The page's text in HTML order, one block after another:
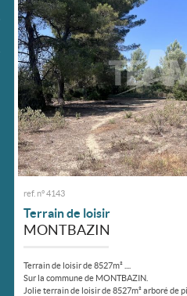
Ma sélection 0
ref. n° 4143
Terrain de loisir
MONTBAZIN
Terrain de loisir de 8527m² ....
Sur la commune de MONTBAZIN.
Jolie terrain de loisir de 8527m² arboré de